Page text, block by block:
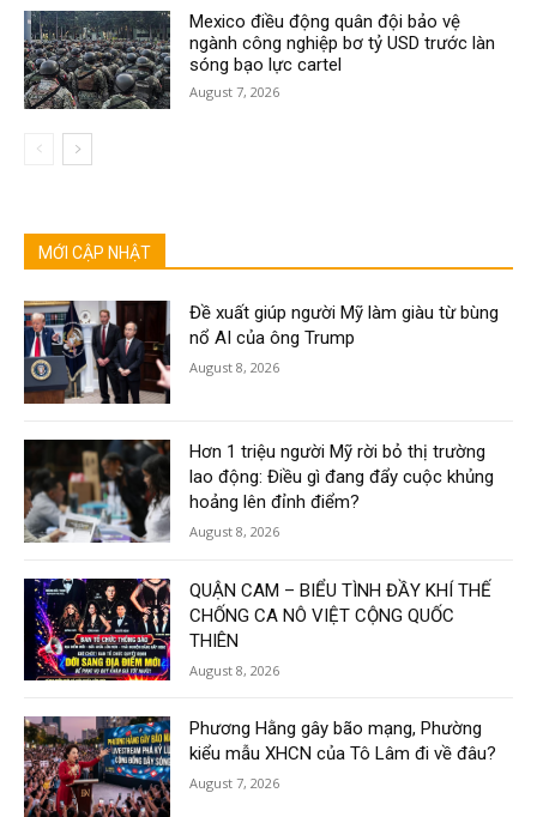
Mexico điều động quân đội bảo vệ
ngành công nghiệp bơ tỷ USD trước làn
sóng bạo lực cartel
August 7, 2026
MỚI CẬP NHẬT
Đề xuất giúp người Mỹ làm giàu từ bùng
nổ AI của ông Trump
August 8, 2026
Hơn 1 triệu người Mỹ rời bỏ thị trường
lao động: Điều gì đang đẩy cuộc khủng
hoảng lên đỉnh điểm?
August 8, 2026
QUẬN CAM – BIỂU TÌNH ĐẦY KHÍ THẾ
CHỐNG CA NÔ VIỆT CỘNG QUỐC
THIÊN
August 8, 2026
Phương Hằng gây bão mạng, Phường
kiểu mẫu XHCN của Tô Lâm đi về đâu?
August 7, 2026